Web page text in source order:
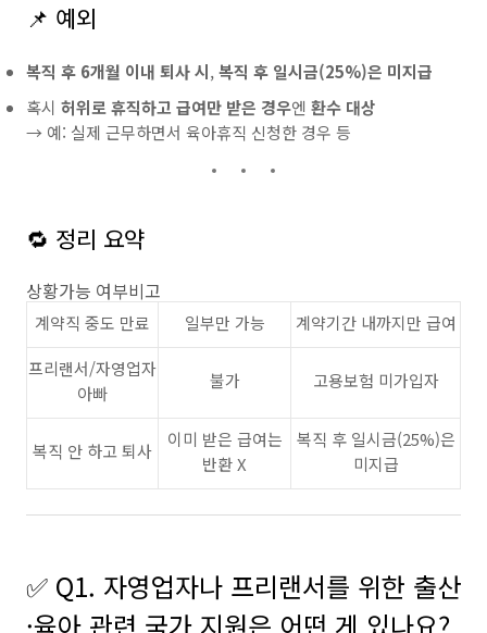
📌 예외
복직 후 6개월 이내 퇴사 시, 복직 후 일시금(25%)은 미지급
혹시 허위로 휴직하고 급여만 받은 경우엔 환수 대상
→ 예: 실제 근무하면서 육아휴직 신청한 경우 등
🔁 정리 요약
상황가능 여부비고
계약직 중도 만료 일부만 가능
계약기간 내까지만 급여
프리랜서/자영업자
아빠
불가 고용보험 미가입자
복직 안 하고 퇴사
이미 받은 급여는
반환 X
복직 후 일시금(25%)은
미지급
✅ Q1. 자영업자나 프리랜서를 위한 출산
·육아 관련 국가 지원은 어떤 게 있나요?